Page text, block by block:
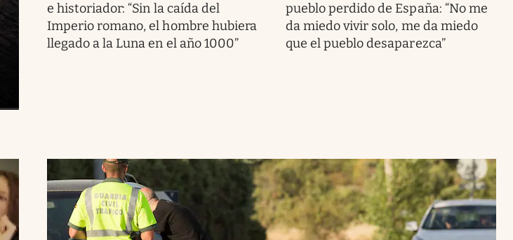
e historiador: “Sin la caída del
Imperio romano, el hombre hubiera
llegado a la Luna en el año 1000”
pueblo perdido de España: “No me
da miedo vivir solo, me da miedo
que el pueblo desaparezca”